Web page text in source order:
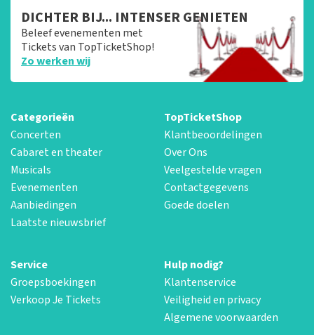
DICHTER BIJ... INTENSER GENIETEN
Beleef evenementen met
Tickets van TopTicketShop!
Zo werken wij
Categorieën
Concerten
Cabaret en theater
Musicals
Evenementen
Aanbiedingen
Laatste nieuwsbrief
TopTicketShop
Klantbeoordelingen
Over Ons
Veelgestelde vragen
Contactgegevens
Goede doelen
Service
Groepsboekingen
Verkoop Je Tickets
Hulp nodig?
Klantenservice
Veiligheid en privacy
Algemene voorwaarden